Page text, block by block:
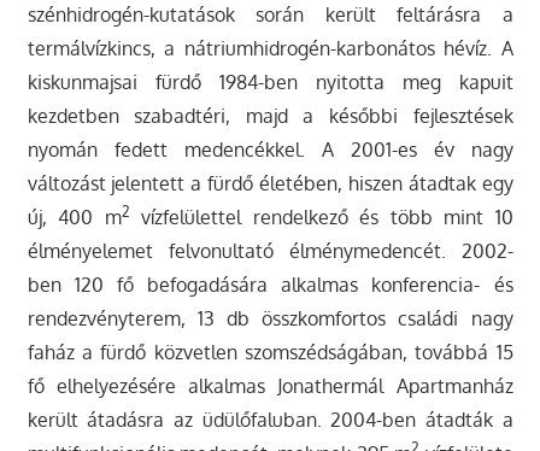
szénhidrogén-kutatások során került feltárásra a
termálvízkincs, a nátriumhidrogén-karbonátos hévíz. A
kiskunmajsai fürdő 1984-ben nyitotta meg kapuit
kezdetben szabadtéri, majd a későbbi fejlesztések
nyomán fedett medencékkel. A 2001-es év nagy
változást jelentett a fürdő életében, hiszen átadtak egy
új, 400 m2
vízfelülettel rendelkező és több mint 10
élményelemet felvonultató élménymedencét. 2002-
ben 120 fő befogadására alkalmas konferencia- és
rendezvényterem, 13 db összkomfortos családi nagy
faház a fürdő közvetlen szomszédságában, továbbá 15
fő elhelyezésére alkalmas Jonathermál Apartmanház
került átadásra az üdülőfaluban. 2004-ben átadták a